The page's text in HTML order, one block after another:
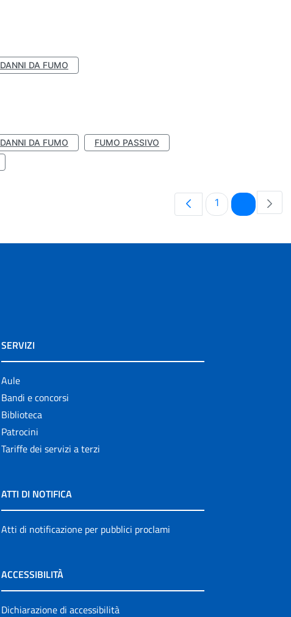
DANNI DA FUMO
DANNI DA FUMO
FUMO PASSIVO
Pagina
1 Pagina
SERVIZI
Aule
Bandi e concorsi
Biblioteca
Patrocini
Tariffe dei servizi a terzi
ATTI DI NOTIFICA
Atti di notificazione per pubblici proclami
ACCESSIBILITÀ
Dichiarazione di accessibilità